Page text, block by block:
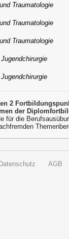
Traumatologie
Traumatologie
Traumatologie
2
der
für die
AGB